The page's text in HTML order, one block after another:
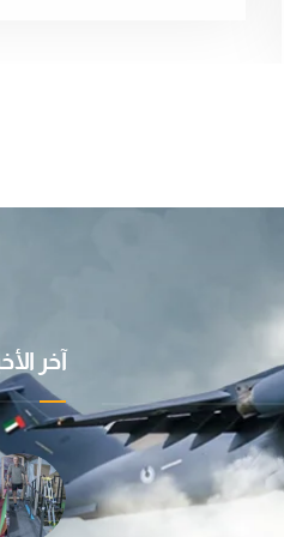
آخر
بمساهمة من مؤسسة